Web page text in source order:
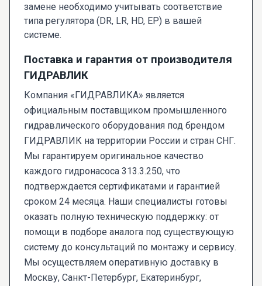
замене необходимо учитывать соответствие
типа регулятора (DR, LR, HD, EP) в вашей
системе.
Поставка и гарантия от производителя
ГИДРАВЛИК
Компания «ГИДРАВЛИКА» является
официальным поставщиком промышленного
гидравлического оборудования под брендом
ГИДРАВЛИК на территории России и стран СНГ.
Мы гарантируем оригинальное качество
каждого гидронасоса 313.3.250, что
подтверждается сертификатами и гарантией
сроком 24 месяца. Наши специалисты готовы
оказать полную техническую поддержку: от
помощи в подборе аналога под существующую
систему до консультаций по монтажу и сервису.
Мы осуществляем оперативную доставку в
Москву, Санкт-Петербург, Екатеринбург,